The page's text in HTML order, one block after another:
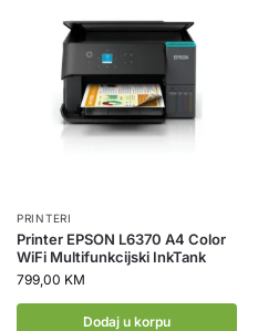
PRINTERI
Printer EPSON L6370 A4 Color
WiFi Multifunkcijski InkTank
799,00 KM
Dodaj u korpu